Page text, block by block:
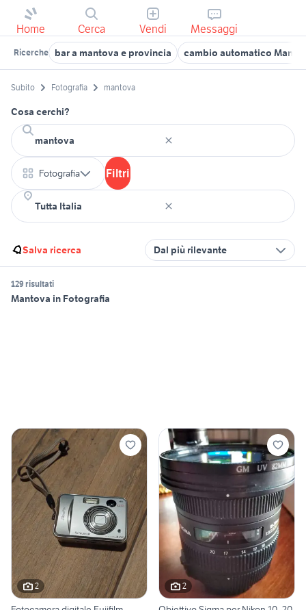
Home Cerca Vendi Messaggi
Ricerche bar a mantova e provincia cambio automatico
Subito Fotografia mantova
Cosa cerchi?
Fotografia Filtri
Salva ricerca Dal più rilevante
129 risultati
Mantova in Fotografia
2 2